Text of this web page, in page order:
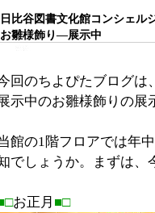
日比谷図書文化館コンシェル
お雛様飾り―展示中
回のちよぴたブログは
示中のお雛様飾りの展
館の1階フロアでは年
でしょうか。まずは、
お正月 ■□